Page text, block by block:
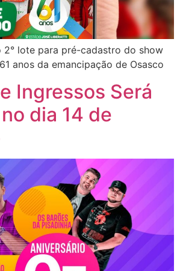
2° lote para pré-cadastro do show
anos da emancipação de Osasco
Ingressos Será
dia 14 de